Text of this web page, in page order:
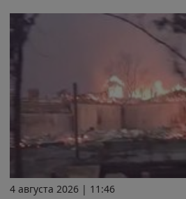
4 августа 2026 | 11:46